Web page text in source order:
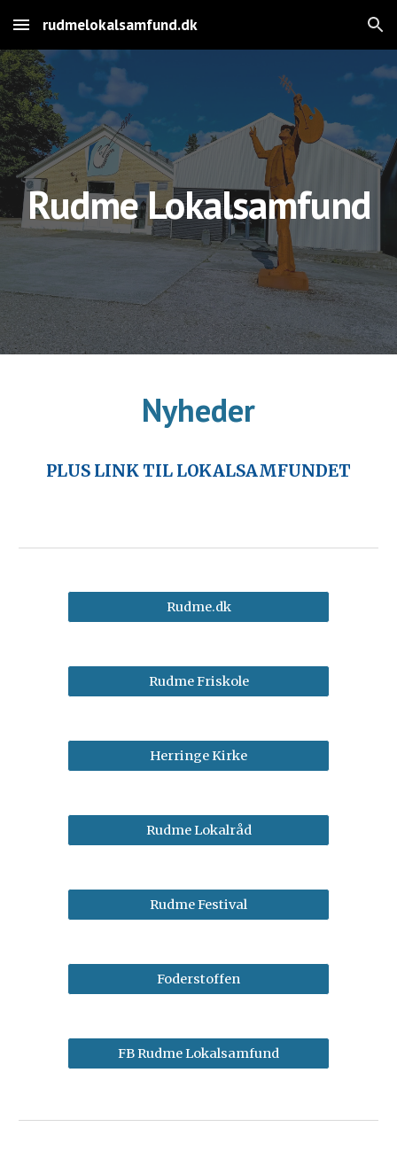
Skip to main content Skip to navigation
rudmelokalsamfund.dk
Rudme Lokalsamfund
Nyheder
PLUS LINK TIL LOKALSAMFUNDET
Rudme.dk
Rudme Friskole
Herringe Kirke
Rudme Lokalråd
Rudme Festival
Foderstoffen
FB Rudme Lokalsamfund